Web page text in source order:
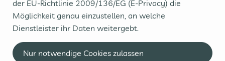
Vorrat einzeln in den Warenkorb
, Verband:
der EU-Richtlinie 2009/136/EG (E-Privacy) die
Möglichkeit genau einzustellen, an welche
Dienstleister ihr Daten weitergebt.
Nur notwendige Cookies zulassen